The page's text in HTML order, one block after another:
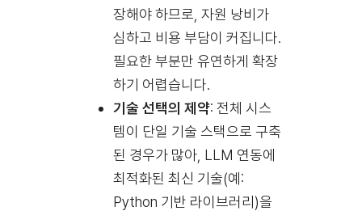
장해야 하므로, 자원 낭비가
심하고 비용 부담이 커집니다.
필요한 부분만 유연하게 확장
하기 어렵습니다.
기술 선택의 제약: 전체 시스
템이 단일 기술 스택으로 구축
된 경우가 많아, LLM 연동에
최적화된 최신 기술(예:
Python 기반 라이브러리)을